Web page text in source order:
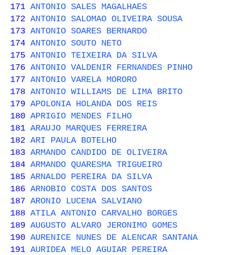
171 ANTONIO SALES MAGALHAES
172 ANTONIO SALOMAO OLIVEIRA SOUSA
173 ANTONIO SOARES BERNARDO
174 ANTONIO SOUTO NETO
175 ANTONIO TEIXEIRA DA SILVA
176 ANTONIO VALDENIR FERNANDES PINHO
177 ANTONIO VARELA MORORO
178 ANTONIO WILLIAMS DE LIMA BRITO
179 APOLONIA HOLANDA DOS REIS
180 APRIGIO MENDES FILHO
181 ARAUJO MARQUES FERREIRA
182 ARI PAULA BOTELHO
183 ARMANDO CANDIDO DE OLIVEIRA
184 ARMANDO QUARESMA TRIGUEIRO
185 ARNALDO PEREIRA DA SILVA
186 ARNOBIO COSTA DOS SANTOS
187 ARONIO LUCENA SALVIANO
188 ATILA ANTONIO CARVALHO BORGES
189 AUGUSTO ALVARO JERONIMO GOMES
190 AURENICE NUNES DE ALENCAR SANTANA
191 AURIDEA MELO AGUIAR PEREIRA